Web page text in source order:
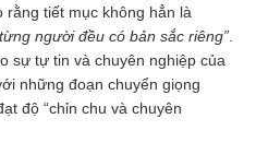
tiết mục không hẳn là
người đều có bản sắc riêng”
sự tự tin và chuyên nghiệp của
những đoạn chuyển giọng
độ “chỉn chu và chuyên